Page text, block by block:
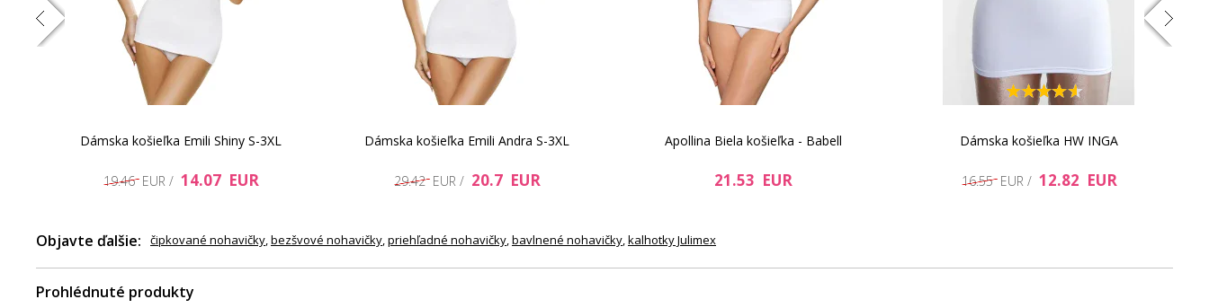
Dámska košieľka Emili Shiny S-3XL
19.46 EUR / 14.07 EUR
Dámska košieľka Emili Andra S-3XL
29.42 EUR / 20.7 EUR
Apollina Biela košieľka - Babell
21.53 EUR
Dámska košieľka HW INGA
16.55 EUR / 12.82 EUR
Objavte ďalšie: čipkované nohavičky,bezšvové nohavičky,priehľadné nohavičky,bavlnené nohavičky,kalhotky Julimex
Prohlédnuté produkty